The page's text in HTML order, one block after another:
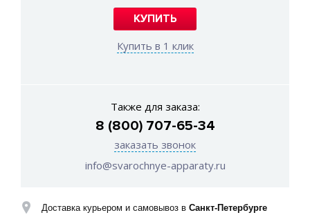
КУПИТЬ
Купить в 1 клик
Также для заказа:
8 (800) 707-65-34
заказать звонок
info@svarochnye-apparaty.ru
Доставка курьером и самовывоз в Санкт-Петербурге